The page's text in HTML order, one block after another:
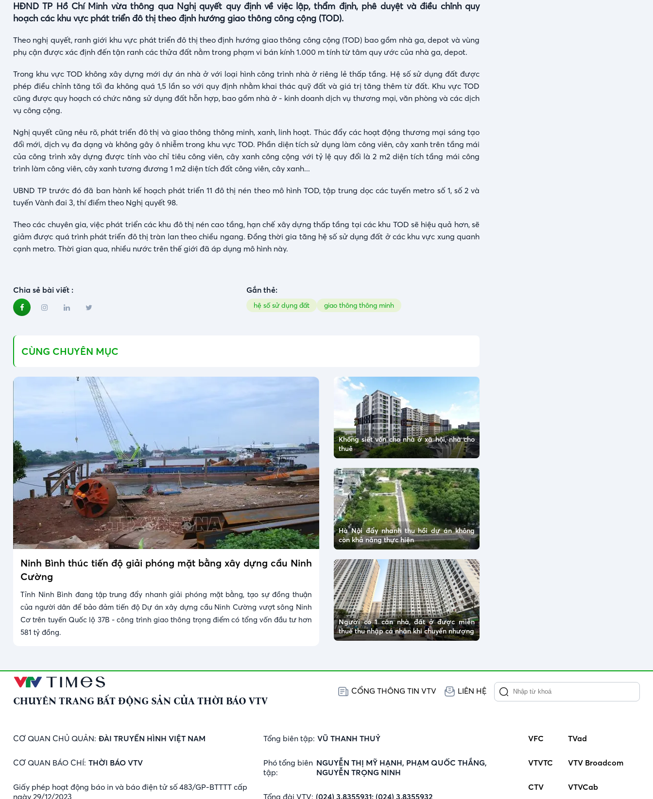
HĐND TP Hồ Chí Minh vừa thông qua Nghị quyết quy định về việc lập, thẩm định, phê duyệt và điều chỉnh quy
hoạch các khu vực phát triển đô thị theo định hướng giao thông công cộng (TOD).
Theo nghị quyết, ranh giới khu vực phát triển đô thị theo định hướng giao thông công cộng (TOD) bao gồm nhà ga, depot và vùng
phụ cận được xác định đến tận ranh các thửa đất nằm trong phạm vi bán kính 1.000 m tính từ tâm quy ước của nhà ga, depot.
Trong khu vực TOD không xây dựng mới dự án nhà ở với loại hình công trình nhà ở riêng lẻ thấp tầng. Hệ số sử dụng đất được
phép điều chỉnh tăng tối đa không quá 1,5 lần so với quy định nhằm khai thác quỹ đất và giá trị tăng thêm từ đất. Khu vực TOD
cũng được quy hoạch có chức năng sử dụng đất hỗn hợp, bao gồm nhà ở - kinh doanh dịch vụ thương mại, văn phòng và các dịch
vụ công cộng.
Nghị quyết cũng nêu rõ, phát triển đô thị và giao thông thông minh, xanh, linh hoạt. Thúc đẩy các hoạt động thương mại sáng tạo
đổi mới, dịch vụ đa dạng và không gây ô nhiễm trong khu vực TOD. Phần diện tích sử dụng làm công viên, cây xanh trên tầng mái
của công trình xây dựng được tính vào chỉ tiêu công viên, cây xanh công cộng với tỷ lệ quy đổi là 2 m2 diện tích tầng mái công
trình làm công viên, cây xanh tương đương 1 m2 diện tích đất công viên, cây xanh...
UBND TP trước đó đã ban hành kế hoạch phát triển 11 đô thị nén theo mô hình TOD, tập trung dọc các tuyến metro số 1, số 2 và
tuyến Vành đai 3, thí điểm theo Nghị quyết 98.
Theo các chuyên gia, việc phát triển các khu đô thị nén cao tầng, hạn chế xây dựng thấp tầng tại các khu TOD sẽ hiệu quả hơn, sẽ
giảm được quá trình phát triển đô thị tràn lan theo chiều ngang. Đồng thời gia tăng hệ số sử dụng đất ở các khu vực xung quanh
cạnh metro. Thời gian qua, nhiều nước trên thế giới đã áp dụng mô hình này.
Chia sẻ bài viết : Gắn thẻ:
hệ số sử dụng đất giao thông thông minh
CÙNG CHUYÊN MỤC
Ninh Bình thúc tiến độ giải phóng mặt bằng xây dựng cầu Ninh
Cường
Tỉnh Ninh Bình đang tập trung đẩy nhanh giải phóng mặt bằng, tạo sự đồng thuận
của người dân để bảo đảm tiến độ Dự án xây dựng cầu Ninh Cường vượt sông Ninh
Cơ trên tuyến Quốc lộ 37B - công trình giao thông trọng điểm có tổng vốn đầu tư hơn
581 tỷ đồng.
Không siết vốn cho nhà ở xã hội, nhà cho
thuê
Hà Nội đẩy nhanh thu hồi dự án không
còn khả năng thực hiện
Người có 1 căn nhà, đất ở được miễn
thuế thu nhập cá nhân khi chuyển nhượng
CHUYÊN TRANG BẤT ĐỘNG SẢN CỦA THỜI BÁO VTV
CỔNG THÔNG TIN VTV LIÊN HỆ
CƠ QUAN CHỦ QUẢN: ĐÀI TRUYỀN HÌNH VIỆT NAM
CƠ QUAN BÁO CHÍ: THỜI BÁO VTV
Giấy phép hoạt động báo in và báo điện tử số 483/GP-BTTTT cấp
ngày 29/12/2023
Tổng biên tập: VŨ THANH THUỶ
Phó tổng biên
tập:
NGUYỄN THỊ MỸ HẠNH, PHẠM QUỐC THẮNG,
NGUYỄN TRỌNG NINH
Tổng đài VTV: (024) 3.8355931; (024) 3.8355932
VFC
VTVTC
CTV
TVad
VTV Broadcom
VTVCab